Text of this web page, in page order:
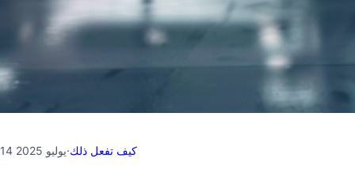
14 يوليو 2025·كيف تفعل ذلك